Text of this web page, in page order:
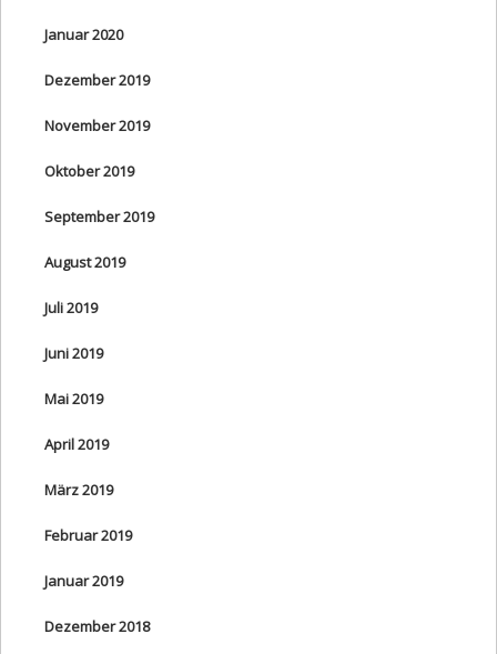
Januar 2020
Dezember 2019
November 2019
Oktober 2019
September 2019
August 2019
Juli 2019
Juni 2019
Mai 2019
April 2019
März 2019
Februar 2019
Januar 2019
Dezember 2018